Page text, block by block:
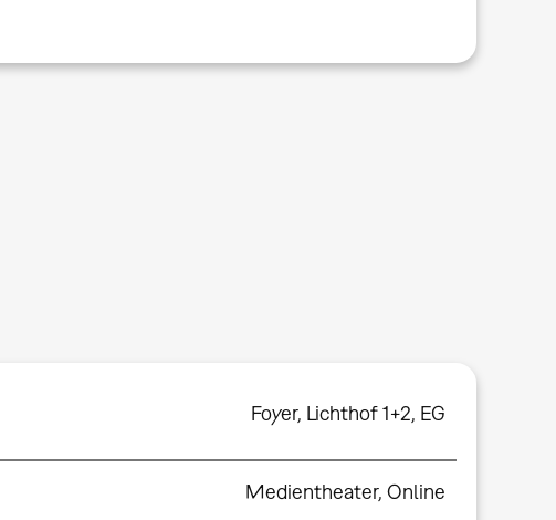
Foyer, Lichthof 1+2, EG
Medientheater,Online